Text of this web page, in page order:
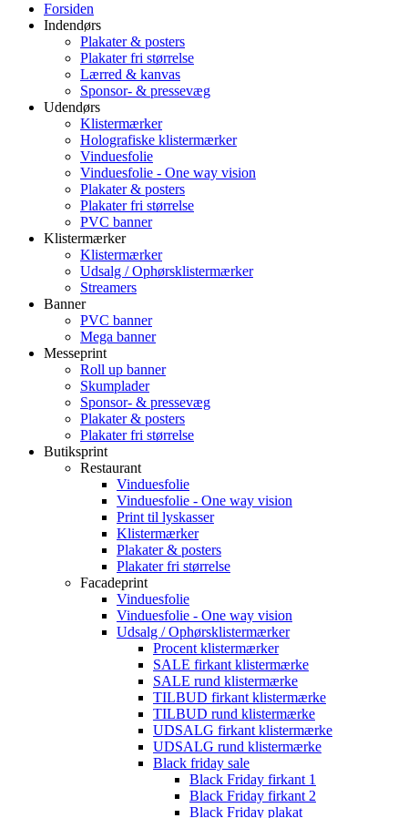
Forsiden
Indendørs
Plakater & posters
Plakater fri størrelse
Lærred & kanvas
Sponsor- & pressevæg
Udendørs
Klistermærker
Holografiske klistermærker
Vinduesfolie
Vinduesfolie - One way vision
Plakater & posters
Plakater fri størrelse
PVC banner
Klistermærker
Klistermærker
Udsalg / Ophørsklistermærker
Streamers
Banner
PVC banner
Mega banner
Messeprint
Roll up banner
Skumplader
Sponsor- & pressevæg
Plakater & posters
Plakater fri størrelse
Butiksprint
Restaurant
Vinduesfolie
Vinduesfolie - One way vision
Print til lyskasser
Klistermærker
Plakater & posters
Plakater fri størrelse
Facadeprint
Vinduesfolie
Vinduesfolie - One way vision
Udsalg / Ophørsklistermærker
Procent klistermærker
SALE firkant klistermærke
SALE rund klistermærke
TILBUD firkant klistermærke
TILBUD rund klistermærke
UDSALG firkant klistermærke
UDSALG rund klistermærke
Black friday sale
Black Friday firkant 1
Black Friday firkant 2
Black Friday plakat